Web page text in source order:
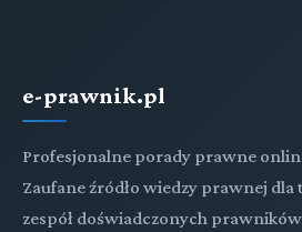
e-prawnik.pl
Profesjonalne porady prawne
Zaufane źródło wiedzy prawnej dla
zespół doświadczonych